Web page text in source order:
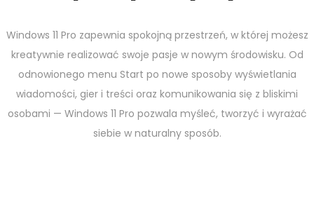
Windows 11 Pro zapewnia spokojną przestrzeń, w której możesz
kreatywnie realizować swoje pasje w nowym środowisku. Od
odnowionego menu Start po nowe sposoby wyświetlania
wiadomości, gier i treści oraz komunikowania się z bliskimi
osobami — Windows 11 Pro pozwala myśleć, tworzyć i wyrażać
siebie w naturalny sposób.